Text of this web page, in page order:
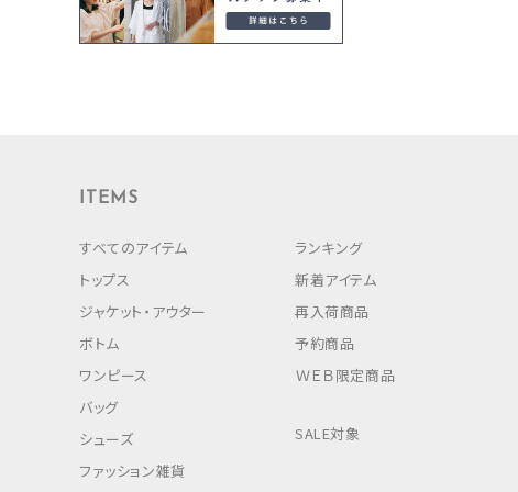
ITEMS
すべてのアイテム
トップス
ジャケット・アウター
ボトム
ワンピース
バッグ
シューズ
ファッション雑貨
ランキング
新着アイテム
再入荷商品
予約商品
ＷＥＢ限定商品
SALE対象